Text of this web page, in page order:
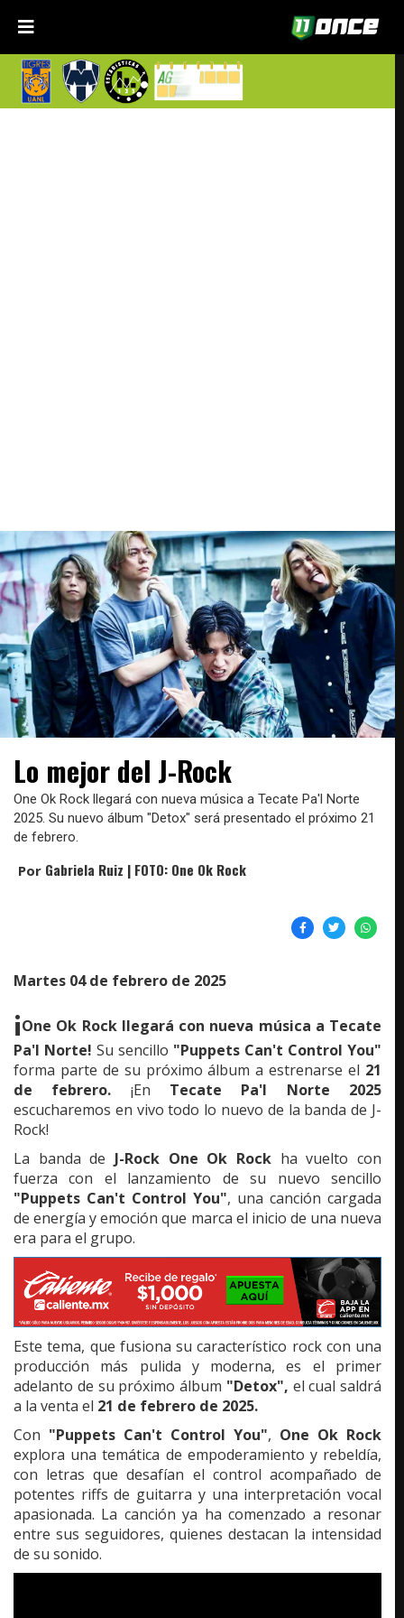
Lo mejor del J-Rock
One Ok Rock llegará con nueva música a Tecate Pa'l Norte
2025. Su nuevo álbum "Detox" será presentado el próximo 21
de febrero.
Por Gabriela Ruiz | FOTO: One Ok Rock
Martes 04 de febrero de 2025
¡One Ok Rock llegará con nueva música a Tecate
Pa'l Norte! Su sencillo "Puppets Can't Control You"
forma parte de su próximo álbum a estrenarse el 21
de febrero. ¡En Tecate Pa'l Norte 2025
escucharemos en vivo todo lo nuevo de la banda de J-
Rock!
La banda de J-Rock One Ok Rock ha vuelto con
fuerza con el lanzamiento de su nuevo sencillo
"Puppets Can't Control You", una canción cargada
de energía y emoción que marca el inicio de una nueva
era para el grupo.
Este tema, que fusiona su característico rock con una
producción más pulida y moderna, es el primer
adelanto de su próximo álbum "Detox", el cual saldrá
a la venta el 21 de febrero de 2025.
Con "Puppets Can't Control You", One Ok Rock
explora una temática de empoderamiento y rebeldía,
con letras que desafían el control acompañado de
potentes riffs de guitarra y una interpretación vocal
apasionada. La canción ya ha comenzado a resonar
entre sus seguidores, quienes destacan la intensidad
de su sonido.